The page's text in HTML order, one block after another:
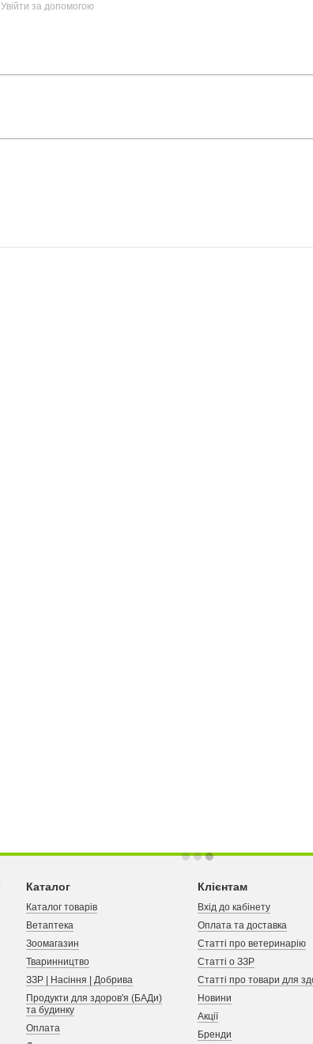
Увійти за допомогою
Каталог
Каталог товарів
Ветаптека
Зоомагазин
Тваринництво
ЗЗР | Насіння | Добрива
Продукти для здоров'я (БАДи)
та будинку
Оплата
Клієнтам
Вхід до кабінету
Оплата та доставка
Статті про ветеринарію
Статті о ЗЗР
Статті про товари для
Новини
Акції
Бренди